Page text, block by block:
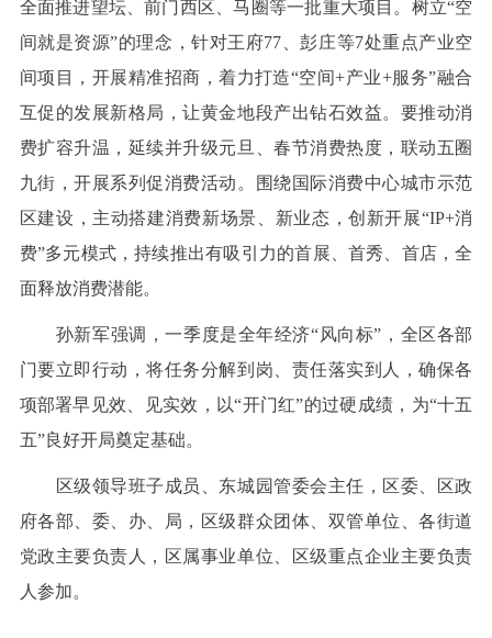
全面推进望坛、前门西区、马圈等一批重大项目。树立“空
间就是资源”的理念，针对王府77、彭庄等7处重点产业空
间项目，开展精准招商，着力打造“空间+产业+服务”融合
互促的发展新格局，让黄金地段产出钻石效益。要推动消
费扩容升温，延续并升级元旦、春节消费热度，联动五圈
九街，开展系列促消费活动。围绕国际消费中心城市示范
区建设，主动搭建消费新场景、新业态，创新开展“IP+消
费”多元模式，持续推出有吸引力的首展、首秀、首店，全
面释放消费潜能。
孙新军强调，一季度是全年经济“风向标”，全区各部
门要立即行动，将任务分解到岗、责任落实到人，确保各
项部署早见效、见实效，以“开门红”的过硬成绩，为“十五
五”良好开局奠定基础。
区级领导班子成员、东城园管委会主任，区委、区政
府各部、委、办、局，区级群众团体、双管单位、各街道
党政主要负责人，区属事业单位、区级重点企业主要负责
人参加。